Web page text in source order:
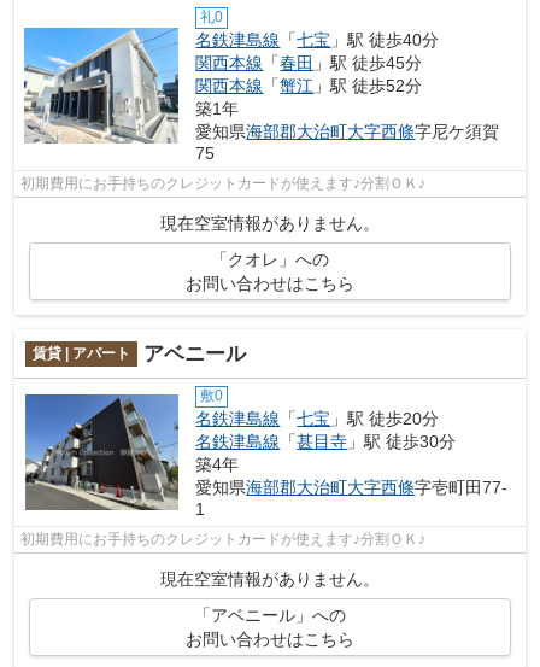
礼0
名鉄津島線 「七宝 」駅 徒歩40分
関西本線 「春田 」駅 徒歩45分
関西本線 「蟹江 」駅 徒歩52分
築1年
愛知県海部郡大治町大字西條字尼ケ須賀
75
初期費用にお手持ちのクレジットカードが使えます♪分割ＯＫ♪
現在空室情報がありません。
「クオレ」への
お問い合わせはこちら
賃貸 | アパート アベニール
敷0
名鉄津島線 「七宝 」駅 徒歩20分
名鉄津島線 「甚目寺 」駅 徒歩30分
築4年
愛知県海部郡大治町大字西條字壱町田77-
1
初期費用にお手持ちのクレジットカードが使えます♪分割ＯＫ♪
現在空室情報がありません。
「アベニール」への
お問い合わせはこちら